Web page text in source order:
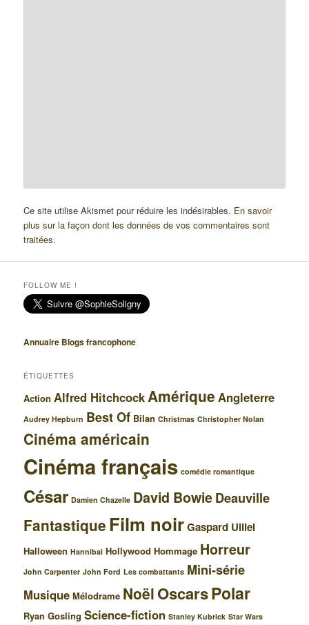
Ce site utilise Akismet pour réduire les indésirables. En savoir
plus sur la façon dont les données de vos commentaires sont
traitées.
FOLLOW ME !
Annuaire Blogs francophone
ÉTIQUETTES
Action Alfred HitchcockAmérique Angleterre
Audrey Hepburn Best Of Bilan Christmas Christopher Nolan
Cinéma américain
Cinéma français comédie romantique
César Damien Chazelle David BowieDeauville
Fantastique Film noirGaspard Ulliel
Halloween Hannibal Hollywood Hommage Horreur
John Carpenter John Ford Les combattants Mini-série
Musique Mélodrame Noël OscarsPolar
Ryan Gosling Science-fiction Stanley Kubrick Star Wars